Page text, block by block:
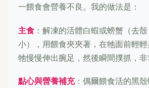
一餵食會營養不良。我的做法是：
主食 ：解凍的活體白蝦或螃蟹（去
小），用餵食夾夾著，在牠面前輕
牠慢慢伸出腕足，然後瞬間撲抓，非
點心與營養補充：偶爾餵食活的黑